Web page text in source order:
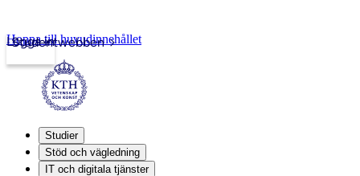
Studentwebben
Logga in
Hoppa till huvudinnehållet
Studier
Stöd och vägledning
IT och digitala tjänster